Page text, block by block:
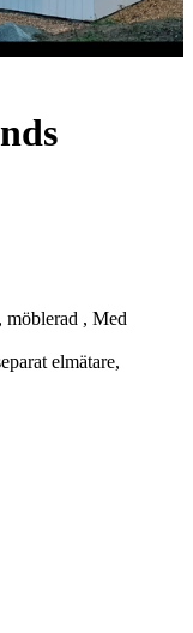
, Med
elmätare,